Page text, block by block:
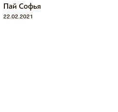
Пай Софья
22.02.2021